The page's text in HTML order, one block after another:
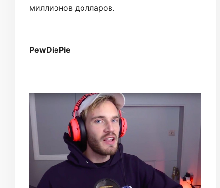
миллионов долларов.
PewDiePie